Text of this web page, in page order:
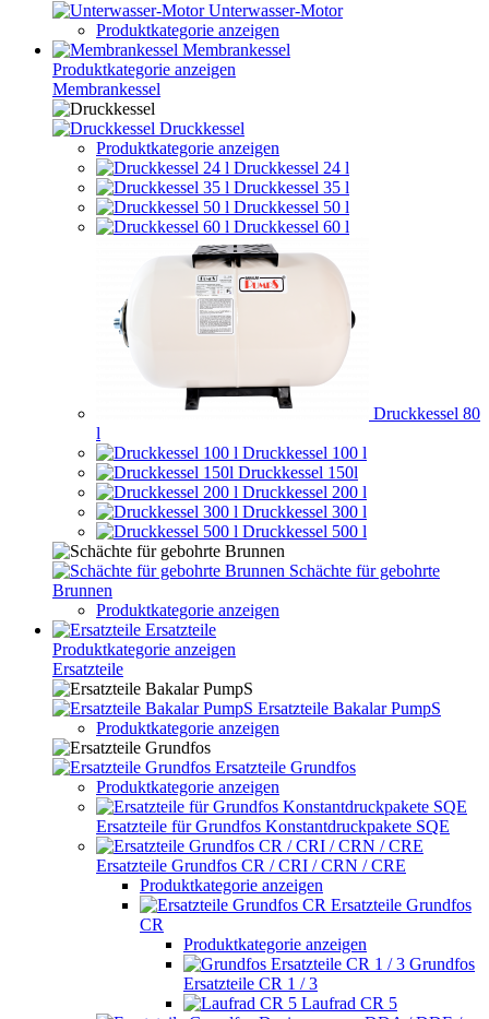
Unterwasser-Motor
Produktkategorie anzeigen
Membrankessel
Produktkategorie anzeigen
Membrankessel
Druckkessel
Produktkategorie anzeigen
Druckkessel 24 l
Druckkessel 35 l
Druckkessel 50 l
Druckkessel 60 l
Druckkessel 80
l
Druckkessel 100 l
Druckkessel 150l
Druckkessel 200 l
Druckkessel 300 l
Druckkessel 500 l
Schächte für gebohrte
Brunnen
Produktkategorie anzeigen
Ersatzteile
Produktkategorie anzeigen
Ersatzteile
Ersatzteile Bakalar PumpS
Produktkategorie anzeigen
Ersatzteile Grundfos
Produktkategorie anzeigen
Ersatzteile für Grundfos Konstantdruckpakete SQE
Ersatzteile Grundfos CR / CRI / CRN / CRE
Produktkategorie anzeigen
Ersatzteile Grundfos
CR
Produktkategorie anzeigen
Grundfos
Ersatzteile CR 1 / 3
Laufrad CR 5